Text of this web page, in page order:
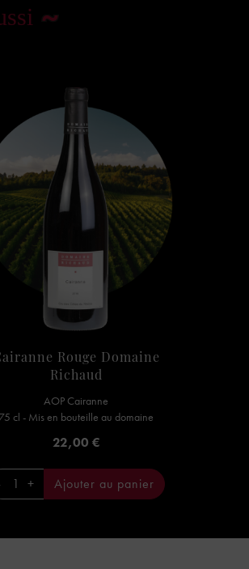
Rouge Domaine
Richaud
AOP Cairanne
75 cl - Mis en bouteille au domaine
Prix
22,00 €
+ Ajouter au panier